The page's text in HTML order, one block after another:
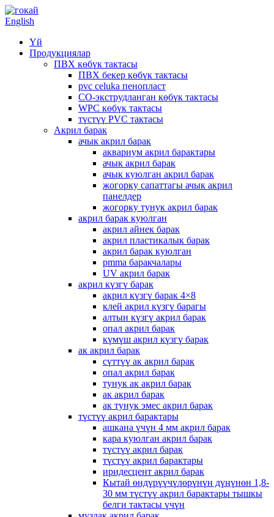
English
Үй
Продукциялар
ПВХ көбүк тактасы
ПВХ бекер көбүк тактасы
pvc celuka пенопласт
CO-экструдланган көбүк тактасы
WPC көбүк тактасы
түстүү PVC тактасы
Акрил барак
ачык акрил барак
аквариум акрил барактары
ачык акрил барак
ачык куюлган акрил барак
жогорку сапаттагы ачык акрил
панелдер
жогорку тунук акрил барак
акрил барак куюлган
акрил айнек барак
акрил пластикалык барак
акрил барак куюлган
pmma баракчалары
UV акрил барак
акрил күзгү барак
акрил күзгү барак 4×8
клей акрил күзгү барагы
алтын күзгү акрил барак
опал акрил барак
күмүш акрил күзгү барак
ак акрил барак
сүттүү ак акрил барак
опал акрил барак
тунук ак акрил барак
ак акрил барак
ак тунук эмес акрил барак
түстүү акрил барактары
ашкана үчүн 4 мм акрил барак
кара куюлган акрил барак
түстүү акрил барак
түстүү акрил барактары
иридесцент акрил барак
Кытай өндүрүүчүлөрүнүн дүңүнөн 1,8-
30 мм түстүү акрил барактары тышкы
белги тактасы үчүн